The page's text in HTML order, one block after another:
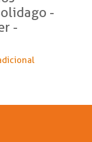
-
-